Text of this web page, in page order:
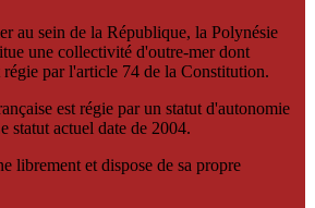
au sein de la République, la Polynésie
une collectivité d'outre-mer dont
régie par l'article 74 de la Constitution.
est régie par un statut d'autonomie
statut actuel date de 2004.
librement et dispose de sa propre